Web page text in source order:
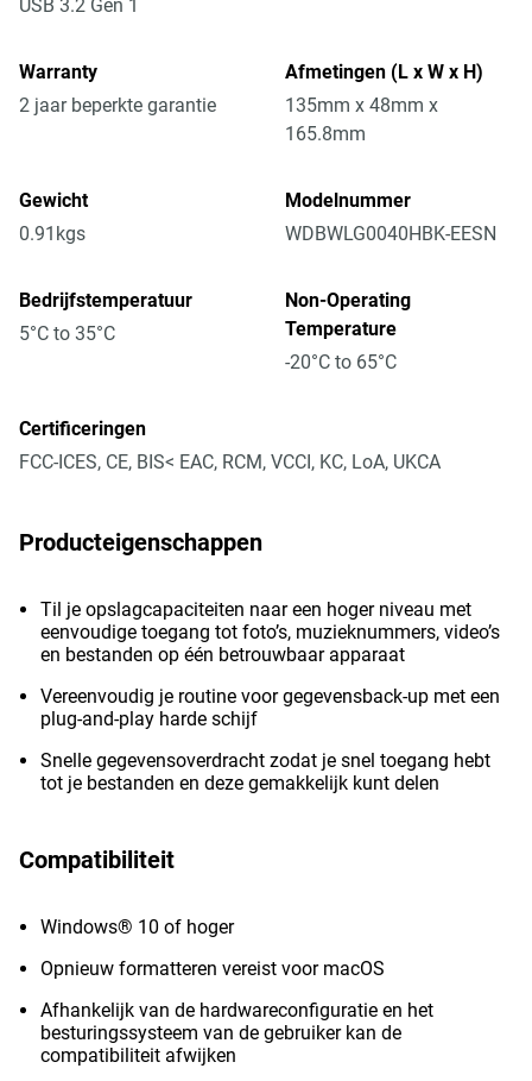
USB 3.2 Gen 1
Warranty
2 jaar beperkte garantie
Afmetingen (L x W x H)
135mm x 48mm x
165.8mm
Gewicht
0.91kgs
Modelnummer
WDBWLG0040HBK-EESN
Bedrijfstemperatuur
5°C to 35°C
Non-Operating
Temperature
-20°C to 65°C
Certificeringen
FCC-ICES, CE, BIS< EAC, RCM, VCCI, KC, LoA, UKCA
Producteigenschappen
Til je opslagcapaciteiten naar een hoger niveau met
eenvoudige toegang tot foto’s, muzieknummers, video’s
en bestanden op één betrouwbaar apparaat
Vereenvoudig je routine voor gegevensback-up met een
plug-and-play harde schijf
Snelle gegevensoverdracht zodat je snel toegang hebt
tot je bestanden en deze gemakkelijk kunt delen
Compatibiliteit
Windows® 10 of hoger
Opnieuw formatteren vereist voor macOS
Afhankelijk van de hardwareconfiguratie en het
besturingssysteem van de gebruiker kan de
compatibiliteit afwijken